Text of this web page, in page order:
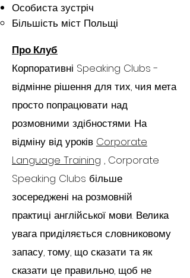
Особиста зустріч
Більшість міст Польщі
Про Клуб
Корпоративні Speaking Clubs -
відмінне рішення для тих, чия мета
просто попрацювати над
розмовними здібностями. На
відміну від уроків Corporate
Language Training , Corporate
Speaking Clubs більше
зосереджені на розмовній
практиці англійської мови. Велика
увага приділяється словниковому
запасу, тому, що сказати та як
сказати це правильно, щоб не